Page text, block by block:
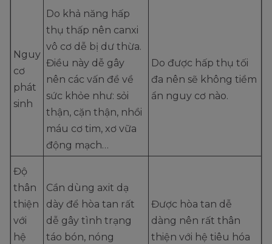
Nguy
cơ
phát
sinh
Do khả năng hấp
thụ thấp nên canxi
vô cơ dễ bị dư thừa.
Điều này dễ gây
nên các vấn đề về
sức khỏe như: sỏi
thận, cặn thận, nhồi
máu cơ tim, xơ vữa
động mạch…
Do được hấp thụ tối
đa nên sẽ không tiềm
ẩn nguy cơ nào.
Độ
thân
thiện
với
hệ
Cần dùng axit dạ
dày để hòa tan rất
dễ gây tình trạng
táo bón, nóng
Được hòa tan dễ
dàng nên rất thân
thiện với hệ tiêu hóa